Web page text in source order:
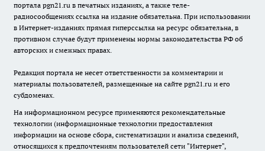
портала pgn21.ru в печатных изданиях, а также теле-
радиосообщениях ссылка на издание обязательна. При использовании
в Интернет-изданиях прямая гиперссылка на ресурс обязательна, в
противном случае будут применены нормы законодательства РФ об
авторских и смежных правах.
Редакция портала не несет ответственности за комментарии и
материалы пользователей, размещенные на сайте pgn21.ru и его
субдоменах.
На информационном ресурсе применяются рекомендательные
технологии (информационные технологии предоставления
информации на основе сбора, систематизации и анализа сведений,
относящихся к предпочтениям пользователей сети "Интернет",